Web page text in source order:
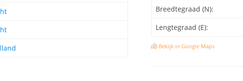
Breedtegraad (N):
Lengtegraad (E):
Bekijk in Google Maps